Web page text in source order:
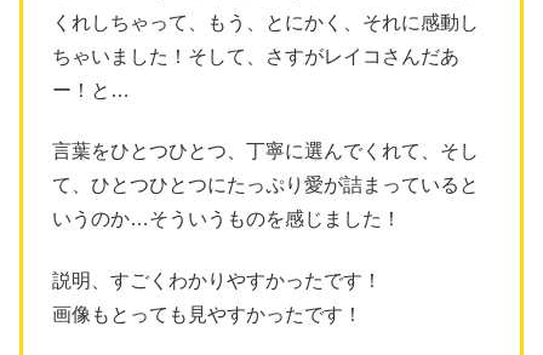
くれしちゃって、もう、とにかく、それに感動し
ちゃいました！そして、さすがレイコさんだあ
ー！と…
言葉をひとつひとつ、丁寧に選んでくれて、そし
て、ひとつひとつにたっぷり愛が詰まっていると
いうのか…そういうものを感じました！
説明、すごくわかりやすかったです！
画像もとっても見やすかったです！